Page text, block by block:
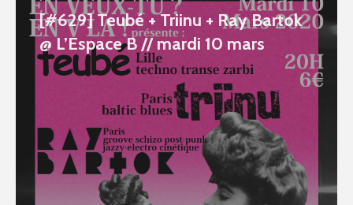
[#629] Teubé + Triinu + Ray Bartok
@ L’Espace B // mardi 10 mars